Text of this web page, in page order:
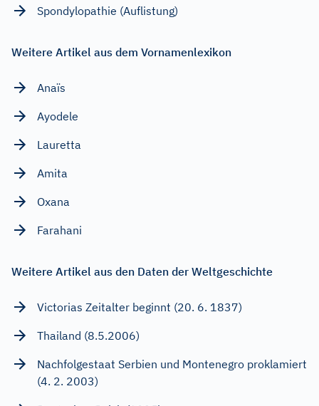
Spondylopathie (Auflistung)
Weitere Artikel aus dem Vornamenlexikon
Anaïs
Ayodele
Lauretta
Amita
Oxana
Farahani
Weitere Artikel aus den Daten der Weltgeschichte
Victorias Zeitalter beginnt (20. 6. 1837)
Thailand (8.5.2006)
Nachfolgestaat Serbien und Montenegro proklamiert
(4. 2. 2003)